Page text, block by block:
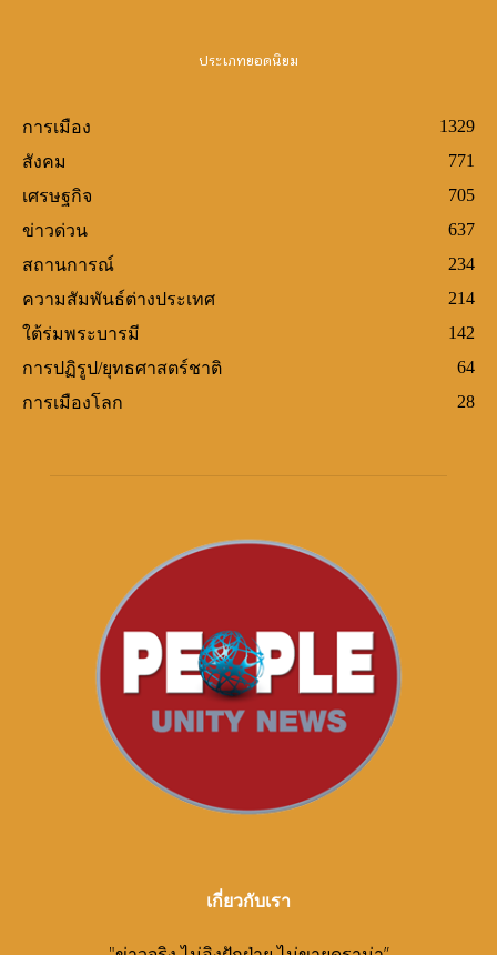
ประเภทยอดนิยม
การเมือง
1329
สังคม
771
เศรษฐกิจ
705
ข่าวด่วน
637
สถานการณ์
234
ความสัมพันธ์ต่างประเทศ
214
ใต้ร่มพระบารมี
142
การปฏิรูป/ยุทธศาสตร์ชาติ
64
การเมืองโลก
28
เกี่ยวกับเรา